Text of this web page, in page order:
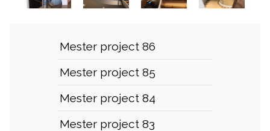
Mester project 86
Mester project 85
Mester project 84
Mester project 83